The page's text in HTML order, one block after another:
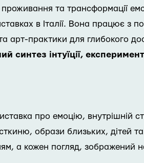
та трансформації
в Італії. Вона працює з
практики для глибокого
синтез інтуїції,
про емоцію, внутрішній
образи близьких, дітей
а кожен погляд, зображений